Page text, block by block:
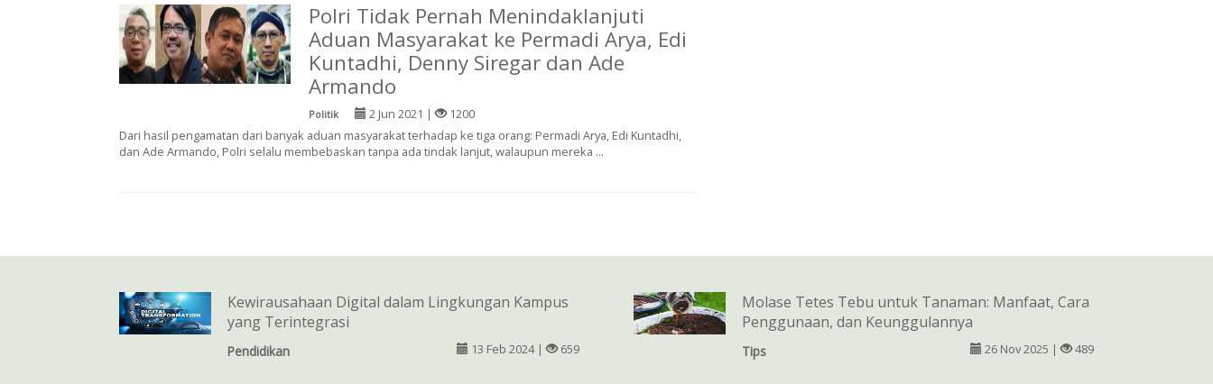
Polri Tidak Pernah Menindaklanjuti
Aduan Masyarakat ke Permadi Arya, Edi
Kuntadhi, Denny Siregar dan Ade
Armando
Politik 2 Jun 2021 |
1200
Dari hasil pengamatan dari banyak aduan masyarakat terhadap ke tiga orang: Permadi Arya, Edi Kuntadhi,
dan Ade Armando, Polri selalu membebaskan tanpa ada tindak lanjut, walaupun mereka ...
Kewirausahaan Digital dalam Lingkungan Kampus
yang Terintegrasi
Pendidikan 13 Feb 2024 | 659
Molase Tetes Tebu untuk Tanaman: Manfaat, Cara
Penggunaan, dan Keunggulannya
Tips 26 Nov 2025 | 489